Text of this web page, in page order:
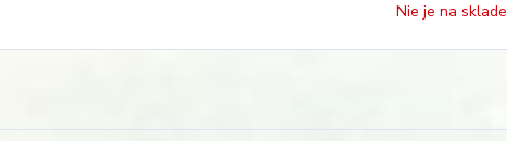
Nie je na sklade